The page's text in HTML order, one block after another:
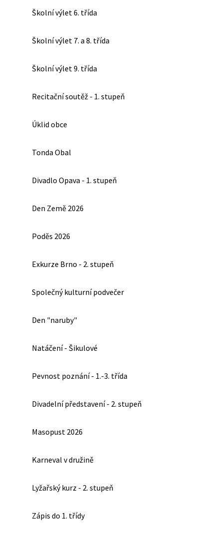
Školní výlet 6. třída
Školní výlet 7. a 8. třída
Školní výlet 9. třída
Recitační soutěž - 1. stupeň
Úklid obce
Tonda Obal
Divadlo Opava - 1. stupeň
Den Země 2026
Poděs 2026
Exkurze Brno - 2. stupeň
Společný kulturní podvečer
Den "naruby"
Natáčení - Šikulové
Pevnost poznání - 1.-3. třída
Divadelní představení - 2. stupeň
Masopust 2026
Karneval v družině
Lyžařský kurz - 2. stupeň
Zápis do 1. třídy